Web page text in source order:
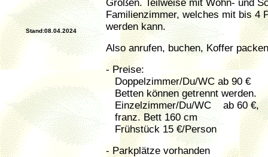
Stand:08.04.2024
Größen. Teilweise mit Wohn- und
Familienzimmer, welches mit bis 4
werden kann.
Also anrufen, buchen, Koffer
- Preise:
Doppelzimmer/Du/WC ab 90 €
Betten können getrennt werden.
Einzelzimmer/Du/WC ab 60 €,
franz. Bett 160 cm
Frühstück 15 €/Person
- Parkplätze vorhanden